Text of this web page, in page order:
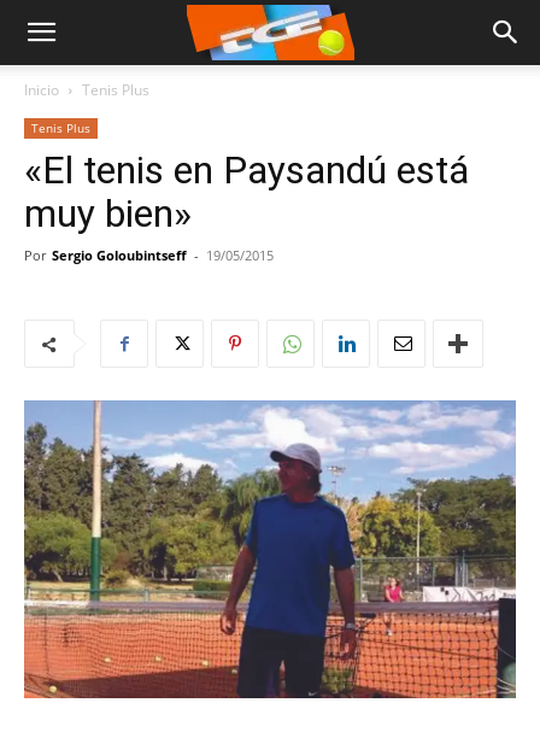
Inicio Tenis Plus
Tenis Plus
«El tenis en Paysandú está
muy bien»
Por Sergio Goloubintseff - 19/05/2015